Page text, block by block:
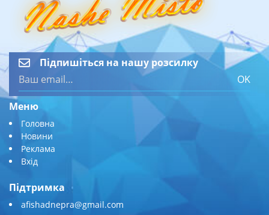
Підпишіться на нашу розсилку
OK
Меню
Головна
Новини
Реклама
Вхід
Підтримка
afishadnepra@gmail.com